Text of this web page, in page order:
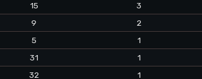
15 3
9 2
5 1
31 1
32 1